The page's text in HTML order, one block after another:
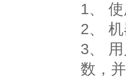
1、
2、
3、
数，